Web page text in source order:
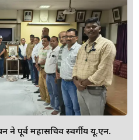
ने पूर्व महासचिव स्वर्गीय यू.एन.